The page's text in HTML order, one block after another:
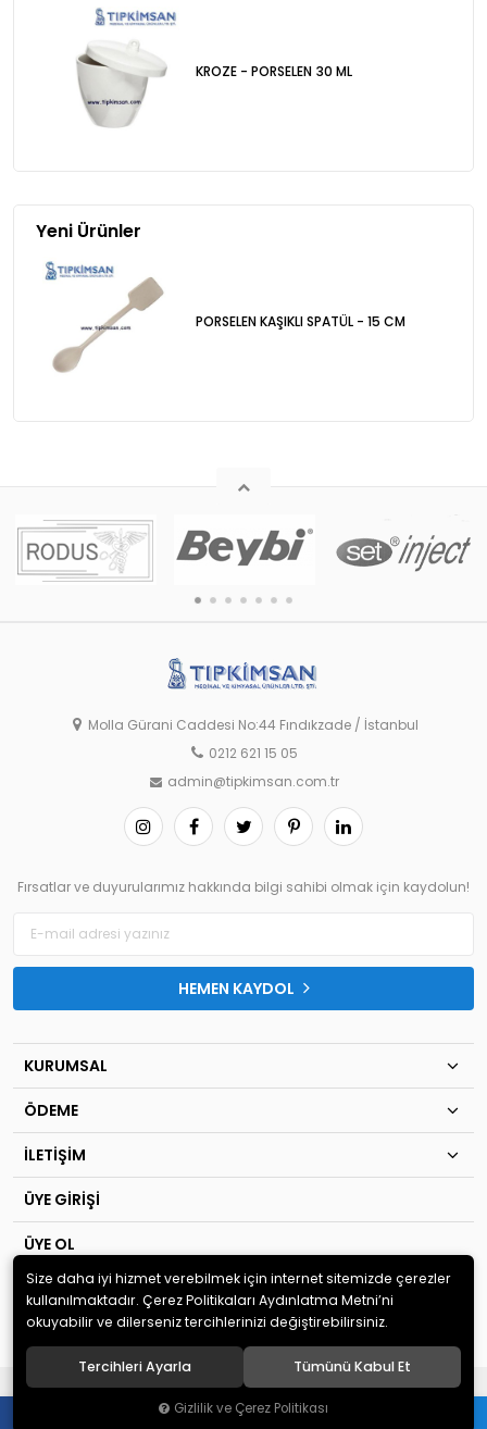
KROZE - PORSELEN 30 ML
Yeni Ürünler
PORSELEN KAŞIKLI SPATÜL - 15 CM
Molla Gürani Caddesi No:44 Fındıkzade / İstanbul
0212 621 15 05
admin@tipkimsan.com.tr
Fırsatlar ve duyurularımız hakkında bilgi sahibi olmak için kaydolun!
HEMEN KAYDOL
KURUMSAL
ÖDEME
İLETİŞİM
ÜYE GİRİŞİ
ÜYE OL
© 2020 TIP KİM SAN Ltd.Şti . Tüm hakları saklıdır.
Yeni Nesil E-Ticaret Sistemleri ile Hazırlanmıştır.
Size daha iyi hizmet verebilmek için internet sitemizde çerezler
kullanılmaktadır. Çerez Politikaları Aydınlatma Metni’ni
okuyabilir ve dilerseniz tercihlerinizi değiştirebilirsiniz.
Tercihleri Ayarla Tümünü Kabul Et
Gizlilik ve Çerez Politikası